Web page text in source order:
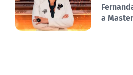
a